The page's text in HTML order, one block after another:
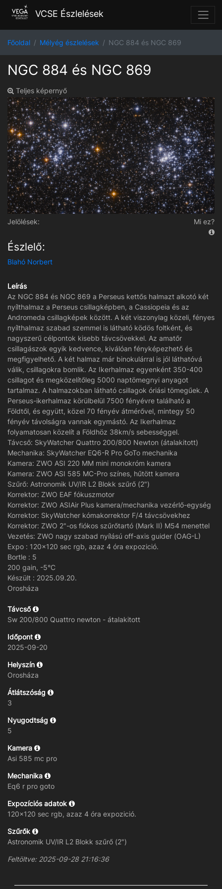
VCSE Észlelések
Főoldal Mélyég észlelések NGC 884 és NGC 869
NGC 884 és NGC 869
Teljes képernyő
Jelölések: Mi ez?
Észlelő:
Blahó Norbert
Leírás
Az NGC 884 és NGC 869 a Perseus kettős halmazt alkotó két
nyílthalmaz a Perseus csillagképben, a Cassiopeia és az
Andromeda csillagképek között. A két viszonylag közeli, fényes
nyílthalmaz szabad szemmel is látható ködös foltként, és
nagyszerű célpontok kisebb távcsövekkel. Az amatőr
csillagászok egyik kedvence, kiválóan fényképezhető és
megfigyelhető. A két halmaz már binokulárral is jól láthatóvá
válik, csillagokra bomlik. Az Ikerhalmaz egyenként 350-400
csillagot és megközelítőleg 5000 naptömegnyi anyagot
tartalmaz. A halmazokban látható csillagok óriási tömegűek. A
Perseus-ikerhalmaz körülbelül 7500 fényévre található a
Földtől, és együtt, közel 70 fényév átmérővel, mintegy 50
fényév távolságra vannak egymástó. Az Ikerhalmaz
folyamatosan közelít a Földhöz 38km/s sebességgel.
Távcső: SkyWatcher Quattro 200/800 Newton (átalakitott)
Mechanika: SkyWatcher EQ6-R Pro GoTo mechanika
Kamera: ZWO ASI 220 MM mini monokróm kamera
Kamera: ZWO ASI 585 MC-Pro színes, hűtött kamera
Szűrő: Astronomik UV/IR L2 Blokk szűrő (2")
Korrektor: ZWO EAF fókuszmotor
Korrektor: ZWO ASIAir Plus kamera/mechanika vezérlő-egység
Korrektor: SkyWatcher kómakorrektor F/4 távcsövekhez
Korrektor: ZWO 2"-os fiókos szűrőtartó (Mark II) M54 menettel
Vezetés: ZWO nagy szabad nyílású off-axis guider (OAG-L)
Expo : 120x120 sec rgb, azaz 4 óra expozició.
Bortle : 5
200 gain, -5°C
Készült : 2025.09.20.
Orosháza
Távcső
Sw 200/800 Quattro newton - átalakitott
Időpont
2025-09-20
Helyszín
Orosháza
Átlátszóság
3
Nyugodtság
5
Kamera
Asi 585 mc pro
Mechanika
Eq6 r pro goto
Expozíciós adatok
120x120 sec rgb, azaz 4 óra expozició.
Szűrők
Astronomik UV/IR L2 Blokk szűrő (2")
Feltöltve: 2025-09-28 21:16:36